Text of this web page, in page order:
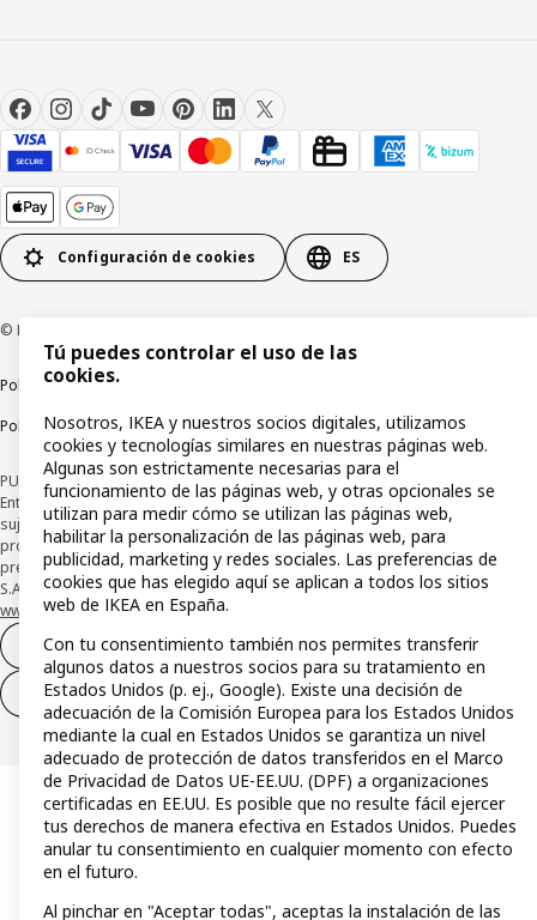
Configuración de cookies ES
© Inter IKEA Systems B.V 1999-2026
Política de privacidad
Política de divulgación responsable
PUBLICIDAD: *Financiación a través de la tarjeta IKEA VISA emitida por la
Entidad de Pago híbrida CaixaBank Payments & Consumer, E.F.C., E.P., S.A.U., y
sujeta a su organización. La entidad ha escogido como sistema de
protección de los fondos recibidos de usuarios de servicios de pago que
presta su depósito en una cuenta bancaria separada abierta en CaixaBank,
S.A. Conoce más acerca de las formas de pago de tu tarjeta aquí:
www.caixabankpc.com/es/productos
Desistimiento del contrato
Desistimiento de solo servicios
Tú puedes controlar el uso de las
cookies.
Nosotros, IKEA y nuestros socios digitales, utilizamos
cookies y tecnologías similares en nuestras páginas web.
Algunas son estrictamente necesarias para el
funcionamiento de las páginas web, y otras opcionales se
utilizan para medir cómo se utilizan las páginas web,
habilitar la personalización de las páginas web, para
publicidad, marketing y redes sociales. Las preferencias de
cookies que has elegido aquí se aplican a todos los sitios
web de IKEA en España.
Con tu consentimiento también nos permites transferir
algunos datos a nuestros socios para su tratamiento en
Estados Unidos (p. ej., Google). Existe una decisión de
adecuación de la Comisión Europea para los Estados Unidos
mediante la cual en Estados Unidos se garantiza un nivel
adecuado de protección de datos transferidos en el Marco
de Privacidad de Datos UE-EE.UU. (DPF) a organizaciones
certificadas en EE.UU. Es posible que no resulte fácil ejercer
tus derechos de manera efectiva en Estados Unidos. Puedes
anular tu consentimiento en cualquier momento con efecto
en el futuro.
Al pinchar en "Aceptar todas", aceptas la instalación de las